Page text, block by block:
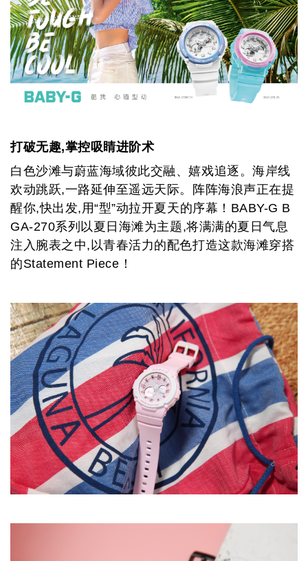
打破无趣,掌控吸睛进阶术
白色沙滩与蔚蓝海域彼此交融、嬉戏追逐。海岸线
欢动跳跃,一路延伸至遥远天际。阵阵海浪声正在提
醒你,快出发,用“型”动拉开夏天的序幕！BABY-G B
GA-270系列以夏日海滩为主题,将满满的夏日气息
注入腕表之中,以青春活力的配色打造这款海滩穿搭
的Statement Piece ！